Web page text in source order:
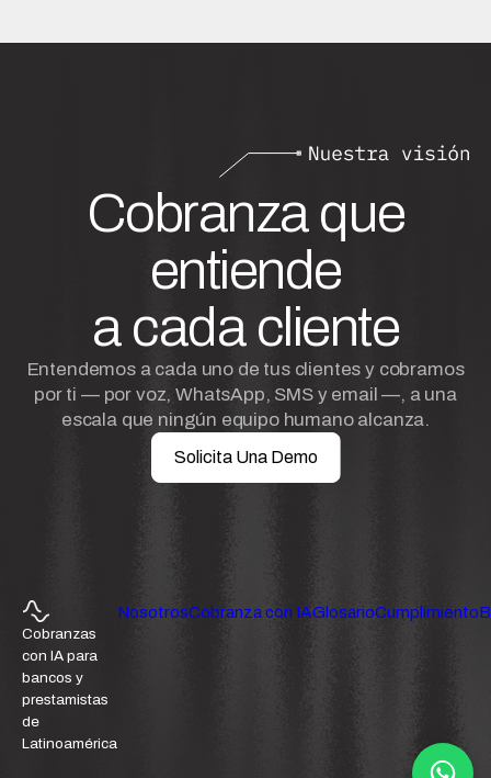
Cobranza que
entiende
a cada cliente
Entendemos a cada uno de tus clientes y cobramos
por ti — por voz, WhatsApp, SMS y email —, a una
escala que ningún equipo humano alcanza.
Solicita Una Demo
Cobranzas
con IA para
bancos y
prestamistas
de
Latinoamérica
NosotrosCobranza con IAGlosarioCumplimiento